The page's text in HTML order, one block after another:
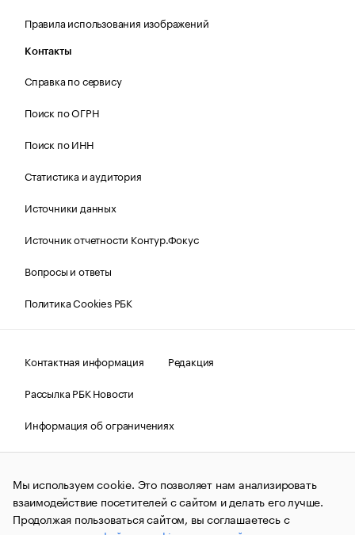
Правила использования изображений
Контакты
Справка по сервису
Поиск по ОГРН
Поиск по ИНН
Статистика и аудитория
Источники данных
Источник отчетности Контур.Фокус
Вопросы и ответы
Политика Cookies РБК
Контактная информация
Редакция
Рассылка РБК Новости
Информация об ограничениях
Правовая информация
О соблюдении авторских прав
© АО «РОСБИЗНЕСКОНСАЛТИНГ»,1995–2026.Сообщения
и материалы информационного агентства «РБК»
(зарегистрировано Федеральной службой по надзору в сфере
связи, информационных технологий и массовых
Мы используем cookie. Это позволяет нам анализировать
взаимодействие посетителей с сайтом и делать его лучше.
Продолжая пользоваться сайтом, вы соглашаетесь с